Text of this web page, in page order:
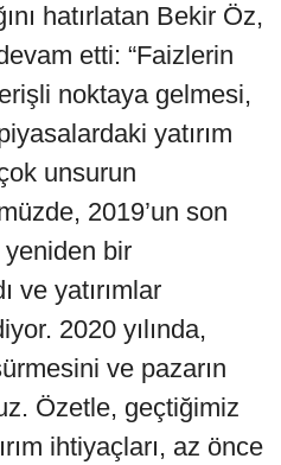
hatırlatan Bekir Öz,
etti: “Faizlerin
noktaya gelmesi,
yatırım
unsurun
2019’un son
bir
ve yatırımlar
2020 yılında,
ve pazarın
Özetle, geçtiğimiz
ihtiyaçları, az önce